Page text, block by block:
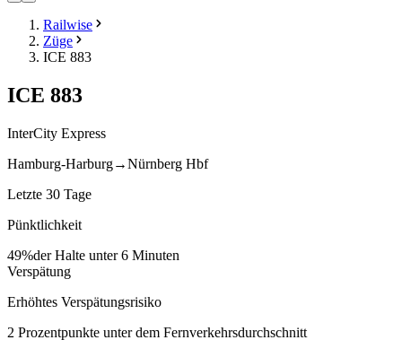
Railwise
Züge
ICE 883
ICE 883
InterCity Express
Hamburg-Harburg→Nürnberg Hbf
Letzte 30 Tage
Pünktlichkeit
49%der Halte unter 6 Minuten
Verspätung
Erhöhtes Verspätungsrisiko
2 Prozentpunkte unter dem Fernverkehrsdurchschnitt